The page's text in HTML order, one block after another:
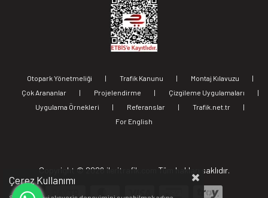
Otopark Yönetmeliği | Trafik Kanunu | Montaj Kılavuzu
|
Çok Arananlar
| Projelendirme | Çizgileme Uygulamaları
|
Uygulama Örnekleri
| Referanslar | Trafik.net.tr
|
For English
Copyright © 2026 ileritrafik.com Tüm hakları saklıdır.
Çerez Kullanımı